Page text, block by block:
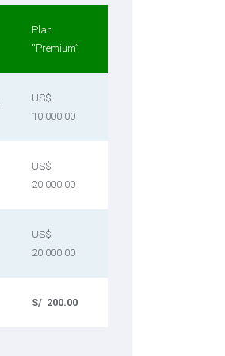
Plan
“Premium”
US$
10,000.00
US$
20,000.00
US$
20,000.00
S/ 200.00